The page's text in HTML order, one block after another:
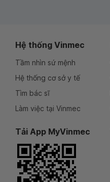
Hệ thống Vinmec
Tầm nhìn sứ mệnh
Hệ thống cơ sở y tế
Tìm bác sĩ
Làm việc tại Vinmec
Tải App MyVinmec